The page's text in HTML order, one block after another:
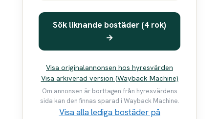
Sök liknande bostäder (4 rok)
→
Visa originalannonsen hos hyresvärden
Visa arkiverad version (Wayback Machine)
Om annonsen är borttagen från hyresvärdens
sida kan den finnas sparad i Wayback Machine.
Visa alla lediga bostäder på